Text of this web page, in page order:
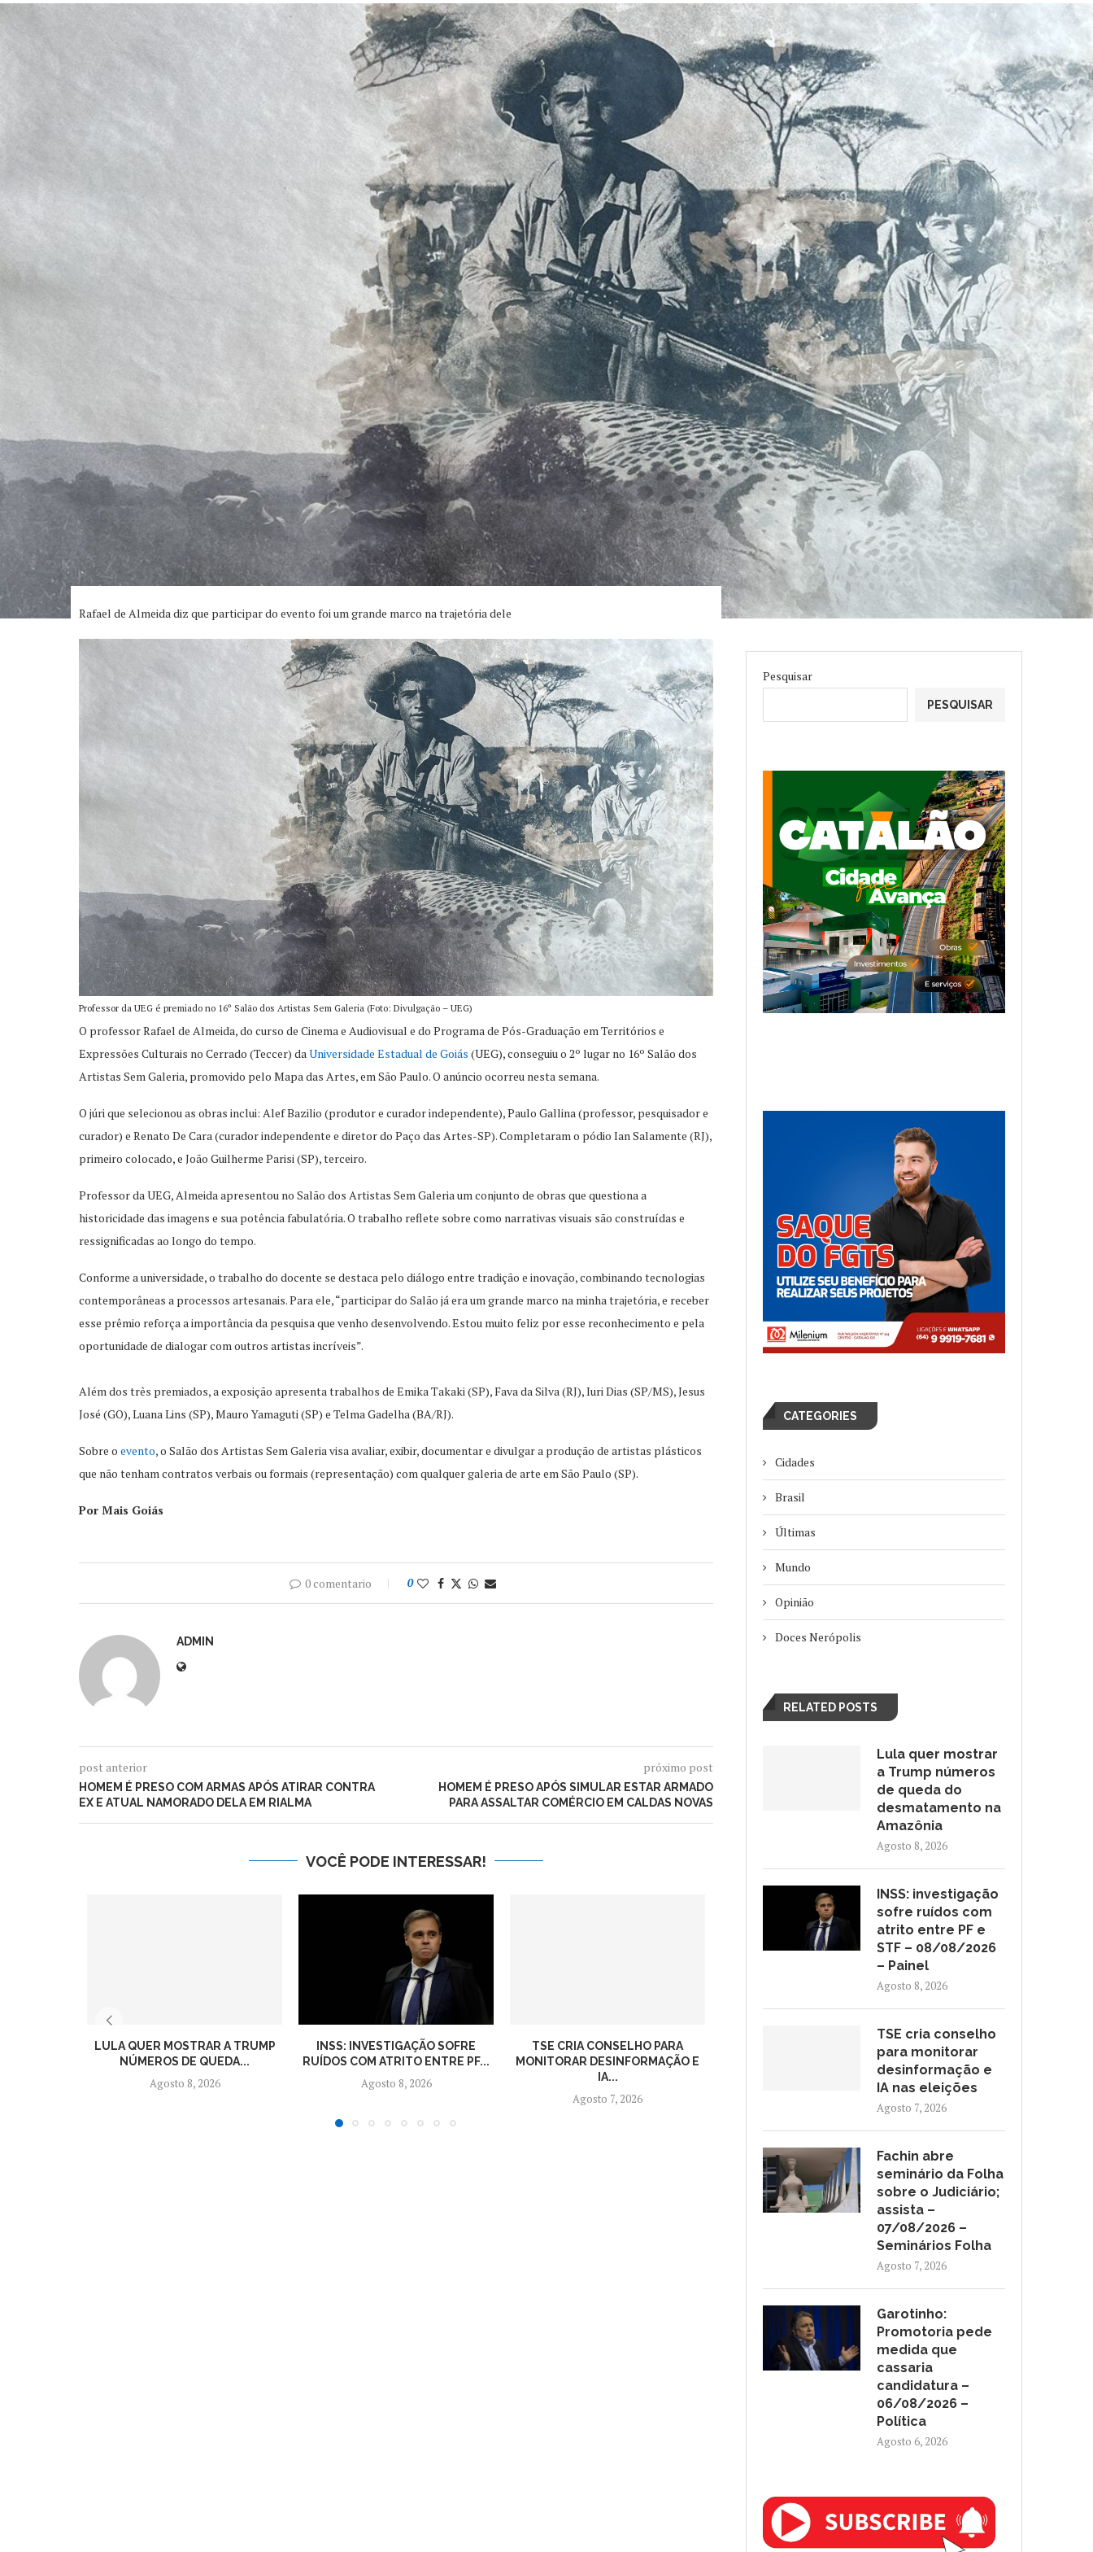
Rafael de Almeida diz que participar do evento foi um grande marco na trajetória dele
Professor da UEG é premiado no 16º Salão dos Artistas Sem Galeria (Foto: Divulgação – UEG)
O professor Rafael de Almeida, do curso de Cinema e Audiovisual e do Programa de Pós-Graduação em Territórios e
Expressões Culturais no Cerrado (Teccer) da Universidade Estadual de Goiás (UEG), conseguiu o 2º lugar no 16º Salão dos
Artistas Sem Galeria, promovido pelo Mapa das Artes, em São Paulo. O anúncio ocorreu nesta semana.
O júri que selecionou as obras inclui: Alef Bazilio (produtor e curador independente), Paulo Gallina (professor, pesquisador e
curador) e Renato De Cara (curador independente e diretor do Paço das Artes-SP). Completaram o pódio Ian Salamente (RJ),
primeiro colocado, e João Guilherme Parisi (SP), terceiro.
Professor da UEG, Almeida apresentou no Salão dos Artistas Sem Galeria um conjunto de obras que questiona a
historicidade das imagens e sua potência fabulatória. O trabalho reflete sobre como narrativas visuais são construídas e
ressignificadas ao longo do tempo.
Conforme a universidade, o trabalho do docente se destaca pelo diálogo entre tradição e inovação, combinando tecnologias
contemporâneas a processos artesanais. Para ele, “participar do Salão já era um grande marco na minha trajetória, e receber
esse prêmio reforça a importância da pesquisa que venho desenvolvendo. Estou muito feliz por esse reconhecimento e pela
oportunidade de dialogar com outros artistas incríveis”.
Além dos três premiados, a exposição apresenta trabalhos de Emika Takaki (SP), Fava da Silva (RJ), Iuri Dias (SP/MS), Jesus
José (GO), Luana Lins (SP), Mauro Yamaguti (SP) e Telma Gadelha (BA/RJ).
Sobre o evento, o Salão dos Artistas Sem Galeria visa avaliar, exibir, documentar e divulgar a produção de artistas plásticos
que não tenham contratos verbais ou formais (representação) com qualquer galeria de arte em São Paulo (SP).
Por Mais Goiás
0 comentario 0
ADMIN
post anterior
HOMEM É PRESO COM ARMAS APÓS ATIRAR CONTRA
EX E ATUAL NAMORADO DELA EM RIALMA
próximo post
HOMEM É PRESO APÓS SIMULAR ESTAR ARMADO
PARA ASSALTAR COMÉRCIO EM CALDAS NOVAS
VOCÊ PODE INTERESSAR!
LULA QUER MOSTRAR A TRUMP
NÚMEROS DE QUEDA...
Agosto 8, 2026
INSS: INVESTIGAÇÃO SOFRE
RUÍDOS COM ATRITO ENTRE PF...
Agosto 8, 2026
TSE CRIA CONSELHO PARA
MONITORAR DESINFORMAÇÃO E
IA...
Agosto 7, 2026
FOLHA SOBRE O JUDICIÁRIO;...
GAROTINHO:
CANDIDATURA –...
Pesquisar
PESQUISAR
CATEGORIES
Cidades
Brasil
Últimas
Mundo
Opinião
Doces Nerópolis
RELATED POSTS
Lula quer mostrar
a Trump números
de queda do
desmatamento na
Amazônia
Agosto 8, 2026
INSS: investigação
sofre ruídos com
atrito entre PF e
STF – 08/08/2026
– Painel
Agosto 8, 2026
TSE cria conselho
para monitorar
desinformação e
IA nas eleições
Agosto 7, 2026
Fachin abre
seminário da Folha
sobre o Judiciário;
assista –
07/08/2026 –
Seminários Folha
Agosto 7, 2026
Garotinho:
Promotoria pede
medida que
cassaria
candidatura –
06/08/2026 –
Política
Agosto 6, 2026